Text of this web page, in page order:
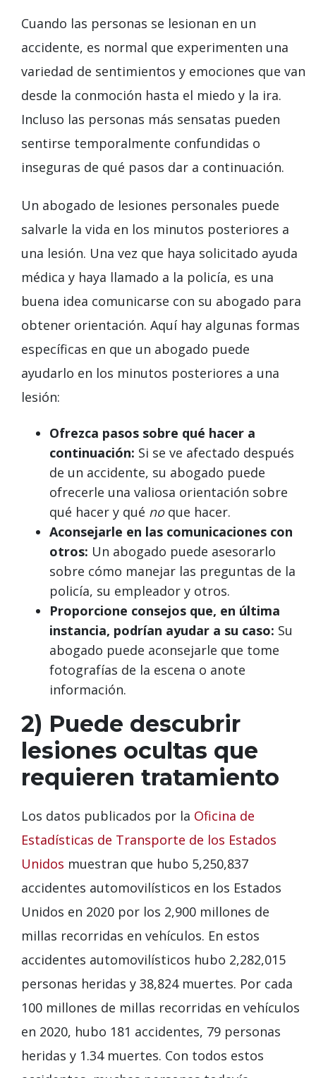
Cuando las personas se lesionan en un
accidente, es normal que experimenten una
variedad de sentimientos y emociones que van
desde la conmoción hasta el miedo y la ira.
Incluso las personas más sensatas pueden
sentirse temporalmente confundidas o
inseguras de qué pasos dar a continuación.
Un abogado de lesiones personales puede
salvarle la vida en los minutos posteriores a
una lesión. Una vez que haya solicitado ayuda
médica y haya llamado a la policía, es una
buena idea comunicarse con su abogado para
obtener orientación. Aquí hay algunas formas
específicas en que un abogado puede
ayudarlo en los minutos posteriores a una
lesión:
Ofrezca pasos sobre qué hacer a
continuación: Si se ve afectado después
de un accidente, su abogado puede
ofrecerle una valiosa orientación sobre
qué hacer y qué noque hacer.
Aconsejarle en las comunicaciones con
otros: Un abogado puede asesorarlo
sobre cómo manejar las preguntas de la
policía, su empleador y otros.
Proporcione consejos que, en última
instancia, podrían ayudar a su caso: Su
abogado puede aconsejarle que tome
fotografías de la escena o anote
información.
2) Puede descubrir
lesiones ocultas que
requieren tratamiento
Los datos publicados por la Oficina de
Estadísticas de Transporte de los Estados
Unidos muestran que hubo 5,250,837
accidentes automovilísticos en los Estados
Unidos en 2020 por los 2,900 millones de
millas recorridas en vehículos. En estos
accidentes automovilísticos hubo 2,282,015
personas heridas y 38,824 muertes. Por cada
100 millones de millas recorridas en vehículos
en 2020, hubo 181 accidentes, 79 personas
heridas y 1.34 muertes. Con todos estos